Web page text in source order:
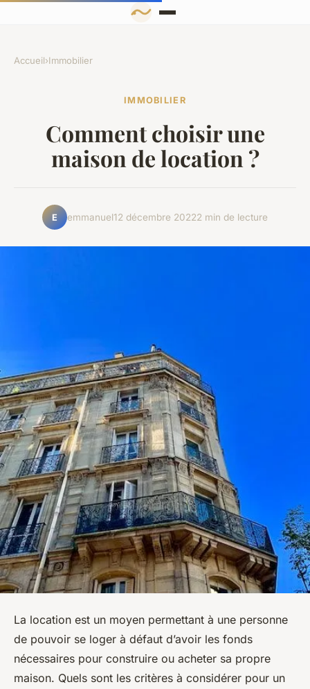
Accueil›Immobilier
IMMOBILIER
Comment choisir une
maison de location ?
E emmanuel12 décembre 20222 min de lecture
La location est un moyen permettant à une personne
de pouvoir se loger à défaut d’avoir les fonds
nécessaires pour construire ou acheter sa propre
maison. Quels sont les critères à considérer pour un